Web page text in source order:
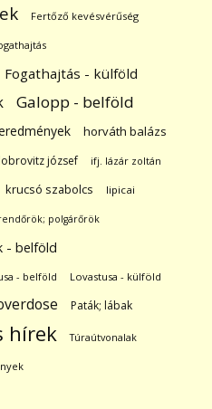
Fertőző kevésvérűség
Fogathajtás - külföld
Galopp - belföld
horváth balázs
józsef ifj. lázár zoltán
krucsó szabolcs lipicai
polgárőrök
- belföld
- belföld Lovastusa - külföld
Paták; lábak
hírek Túraútvonalak